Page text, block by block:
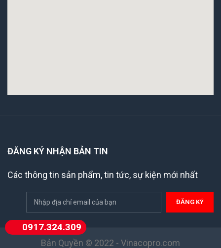
0917.324.309
ĐĂNG KÝ NHẬN BẢN TIN
Các thông tin sản phẩm, tin tức, sự kiện mới nhất
Bản Quyền © 2022 - Vinacopro.com